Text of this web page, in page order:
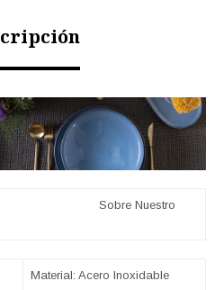
Material: Acero Inoxidable